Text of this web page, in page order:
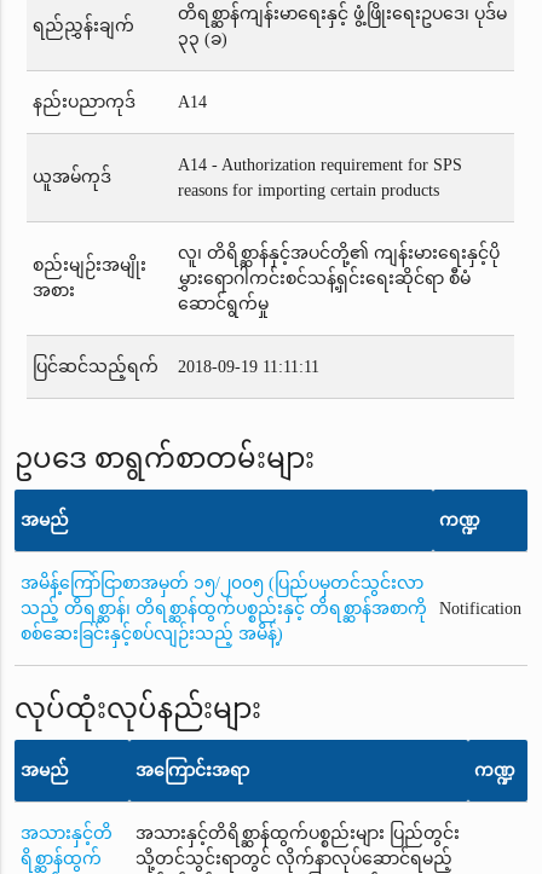
ရည်ညွှန်းချက်
တိရစ္ဆာန်ကျန်းမာရေးနှင့် ဖွံ့ဖြိုးရေးဥပဒေ၊ ပုဒ်မ
၃၃ (ခ)
နည်းပညာကုဒ် A14
ယူအမ်ကုဒ်
A14 - Authorization requirement for SPS
reasons for importing certain products
စည်းမျဉ်းအမျိုး
အစား
လူ၊ တိရိစ္ဆာန်နှင့်အပင်တို့၏ ကျန်းမားရေးနှင့်ပို
မွှားရောဂါကင်းစင်သန့်ရှင်းရေးဆိုင်ရာ စီမံ
ဆောင်ရွက်မှု
ပြင်ဆင်သည့်ရက် 2018-09-19 11:11:11
ဥပဒေ စာရွက်စာတမ်းများ
အမည် ကဏ္ဍ
အမိန့်ကြော်ငြာစာအမှတ် ၁၅/၂၀၀၅ (ပြည်ပမှတင်သွင်းလာ
သည့် တိရစ္ဆာန်၊ တိရစ္ဆာန်ထွက်ပစ္စည်းနှင့် တိရစ္ဆာန်အစာကို
စစ်ဆေးခြင်းနှင့်စပ်လျဉ်းသည့် အမိန့်)
Notification
လုပ်ထုံးလုပ်နည်းများ
အမည် အကြောင်းအရာ ကဏ္ဍ
အသားနှင့်တိ
ရိစ္ဆာန်ထွက်
အသားနှင့်တိရိစ္ဆာန်ထွက်ပစ္စည်းများ ပြည်တွင်း
သို့တင်သွင်းရာတွင် လိုက်နာလုပ်ဆောင်ရမည့်